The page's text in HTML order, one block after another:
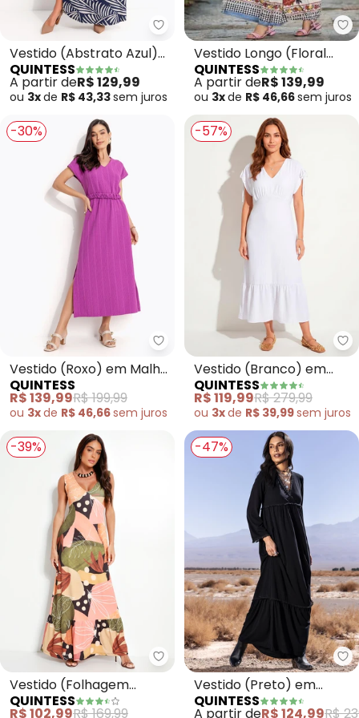
Quintess - Vestido (Abstrato
Vestido (Abstrato Azul)
em Malha de Viscose
QUINTESS
A partir deR$ 129,99
ou 3xde R$ 43,33sem juros
Vestido Longo (Floral
Étnico) com Decote
Profundo
QUINTESS
A partir deR$ 139,99
ou 3xde R$ 46,66sem juros
-30%
Quintess - Vestido (Roxo) em
Vestido (Roxo) em Malha
Texturizada
QUINTESS
R$ 139,99R$ 199,99
ou 3xde R$ 46,66sem juros
-57%
Vestido (Branco) em
Crepe Plano
QUINTESS
R$ 119,99R$ 279,99
ou 3xde R$ 39,99sem juros
-39%
Quintess - Vestido (Folhagem
Vestido (Folhagem
Orgânica) em Canelado
QUINTESS
R$ 102,99R$ 169,99
-47%
Vestido (Preto) em
Malha Crepe
QUINTESS
A partir deR$ 124,99R$